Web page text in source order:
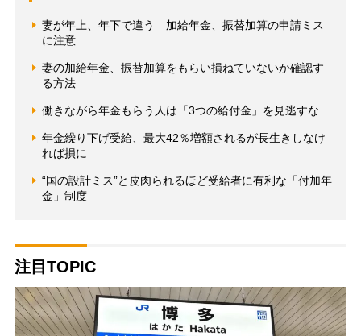
妻が年上、年下で違う 加給年金、振替加算の申請ミス
に注意
妻の加給年金、振替加算をもらい損ねていないか確認す
る方法
働きながら年金もらう人は「3つの給付金」を見逃すな
年金繰り下げ受給、最大42％増額されるが長生きしなけ
れば損に
“国の設計ミス”と皮肉られるほど受給者に有利な「付加年
金」制度
注目TOPIC